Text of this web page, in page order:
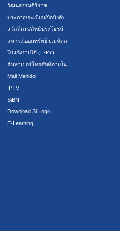
วัฒนธรรมศิริราช
ประกาศ/ระเบียบ/ข้อบังคับ
สวัสดิการ/สิทธิประโยชน์
สหกรณ์ออมทรัพย์ ม.มหิดล
ใบแจ้งรายได้ (E-PY)
ค้นหาเบอร์โทรศัพท์ภายใน
Mail Mahidol
IPTV
SiBN
Download Si Logo
E-Learning